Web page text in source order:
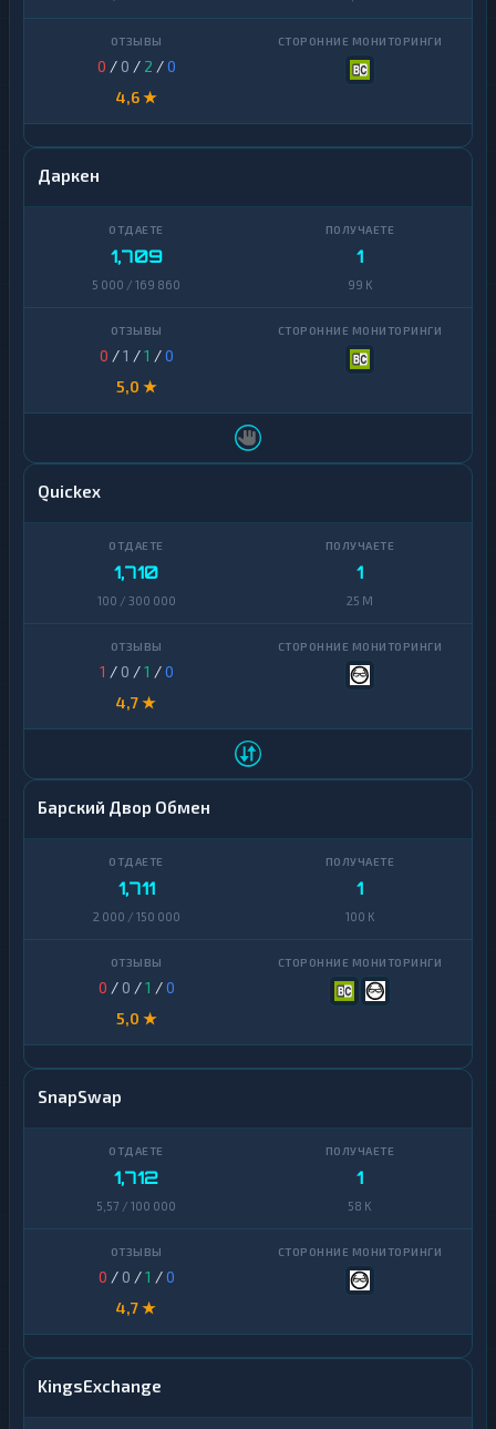
0 / 0 / 2 /0
4,6 ★
Даркен
1,709
5 000 / 169 860
1
99 K
0 /1 /1 /0
5,0 ★
Quickex
1,710
100 / 300 000
1
25 M
1 / 0 /1 /0
4,7 ★
Барский Двор Обмен
1,711
2 000 / 150 000
1
100 K
0 / 0 /1 /0
5,0 ★
SnapSwap
1,712
5,57 / 100 000
1
58 K
0 / 0 /1 /0
4,7 ★
KingsExchange